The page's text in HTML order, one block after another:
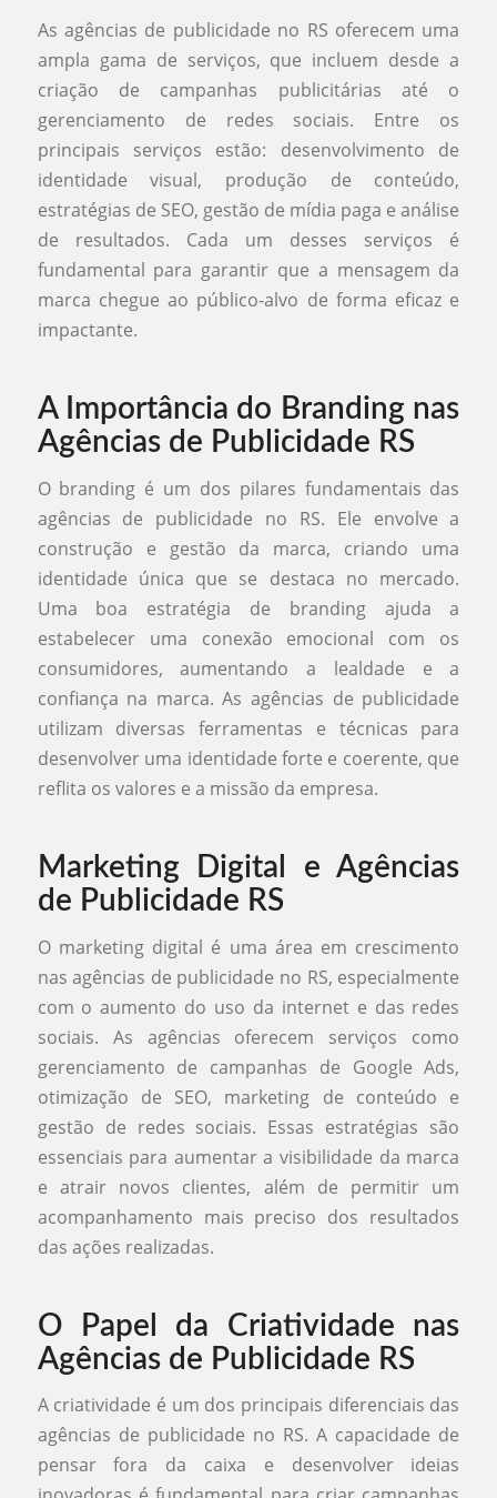
As agências de publicidade no RS oferecem uma
ampla gama de serviços, que incluem desde a
criação de campanhas publicitárias até o
gerenciamento de redes sociais. Entre os
principais serviços estão: desenvolvimento de
identidade visual, produção de conteúdo,
estratégias de SEO, gestão de mídia paga e análise
de resultados. Cada um desses serviços é
fundamental para garantir que a mensagem da
marca chegue ao público-alvo de forma eficaz e
impactante.
A Importância do Branding nas
Agências de Publicidade RS
O branding é um dos pilares fundamentais das
agências de publicidade no RS. Ele envolve a
construção e gestão da marca, criando uma
identidade única que se destaca no mercado.
Uma boa estratégia de branding ajuda a
estabelecer uma conexão emocional com os
consumidores, aumentando a lealdade e a
confiança na marca. As agências de publicidade
utilizam diversas ferramentas e técnicas para
desenvolver uma identidade forte e coerente, que
reflita os valores e a missão da empresa.
Marketing Digital e Agências
de Publicidade RS
O marketing digital é uma área em crescimento
nas agências de publicidade no RS, especialmente
com o aumento do uso da internet e das redes
sociais. As agências oferecem serviços como
gerenciamento de campanhas de Google Ads,
otimização de SEO, marketing de conteúdo e
gestão de redes sociais. Essas estratégias são
essenciais para aumentar a visibilidade da marca
e atrair novos clientes, além de permitir um
acompanhamento mais preciso dos resultados
das ações realizadas.
O Papel da Criatividade nas
Agências de Publicidade RS
A criatividade é um dos principais diferenciais das
agências de publicidade no RS. A capacidade de
pensar fora da caixa e desenvolver ideias